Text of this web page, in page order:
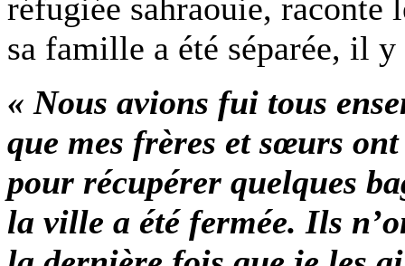
réfugiée sahraouie, raconte
sa famille a été séparée, il
« Nous avions fui tous
que mes frères et sœurs
pour récupérer quelques
la ville a été fermée. Ils